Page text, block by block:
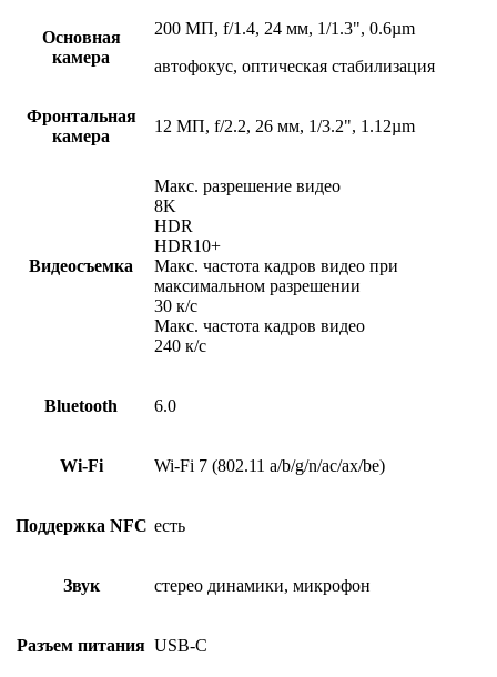
Основная
камера
200 МП, f/1.4, 24 мм, 1/1.3", 0.6µm
автофокус, оптическая стабилизация
Фронтальная
камера
12 МП, f/2.2, 26 мм, 1/3.2", 1.12µm
Видеосъемка
Макс. разрешение видео
8K
HDR
HDR10+
Макс. частота кадров видео при
максимальном разрешении
30 к/c
Макс. частота кадров видео
240 к/с
Bluetooth 6.0
Wi-Fi Wi-Fi 7 (802.11 a/b/g/n/ac/ax/be)
Поддержка NFC есть
Звук стерео динамики, микрофон
Разъем питания USB-C